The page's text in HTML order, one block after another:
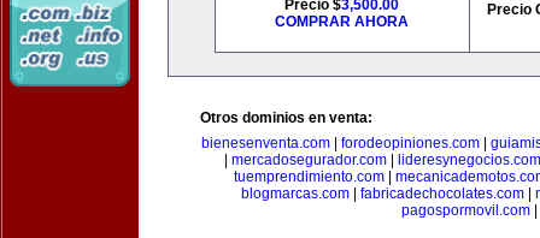
Precio $3,500.00
COMPRAR AHORA
Precio
Otros dominios en venta:
bienesenventa.com
forodeopiniones.com
mercadosegurador.com
lideresynegocios.com
tuemprendimiento.com
blogmarcas.com
fabricadechocolates.com
pagospormovil.com|